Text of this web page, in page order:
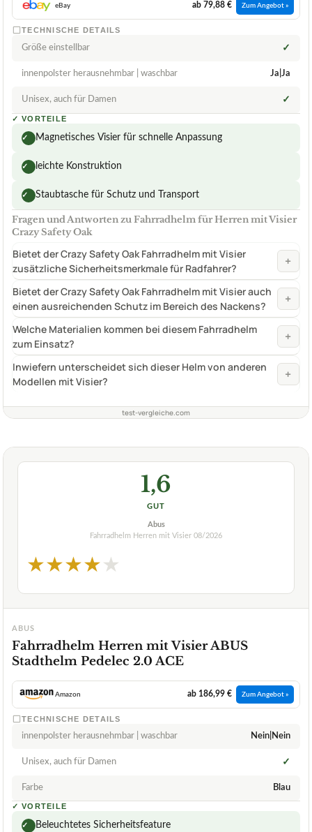
eBay ab 79,88 € Zum Angebot »
TECHNISCHE DETAILS
Größe einstellbar ✓
innenpolster herausnehmbar | waschbar Ja|Ja
Unisex, auch für Damen ✓
✓ VORTEILE
✓ Magnetisches Visier für schnelle Anpassung
✓ leichte Konstruktion
✓ Staubtasche für Schutz und Transport
Fragen und Antworten zu Fahrradhelm für Herren mit Visier
Crazy Safety Oak
Bietet der Crazy Safety Oak Fahrradhelm mit Visier
zusätzliche Sicherheitsmerkmale für Radfahrer?
+
Bietet der Crazy Safety Oak Fahrradhelm mit Visier auch
einen ausreichenden Schutz im Bereich des Nackens?
+
Welche Materialien kommen bei diesem Fahrradhelm
zum Einsatz?
+
Inwiefern unterscheidet sich dieser Helm von anderen
Modellen mit Visier?
+
test-vergleiche.com
1,6
GUT
Abus
Fahrradhelm Herren mit Visier 08/2026
★★★★★
ABUS
Fahrradhelm Herren mit Visier ABUS
Stadthelm Pedelec 2.0 ACE
Amazon ab 186,99 € Zum Angebot »
TECHNISCHE DETAILS
innenpolster herausnehmbar | waschbar Nein|Nein
Unisex, auch für Damen ✓
Farbe Blau
✓ VORTEILE
✓ Beleuchtetes Sicherheitsfeature